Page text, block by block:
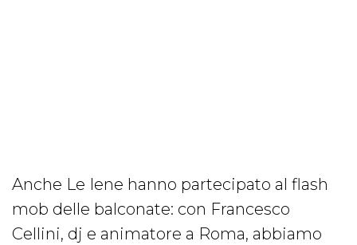
Anche Le Iene hanno partecipato al flash
mob delle balconate: con Francesco
Cellini, dj e animatore a Roma, abbiamo